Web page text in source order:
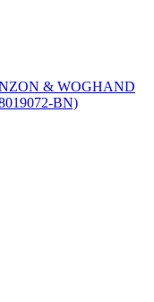
& WOGHAND
BN)